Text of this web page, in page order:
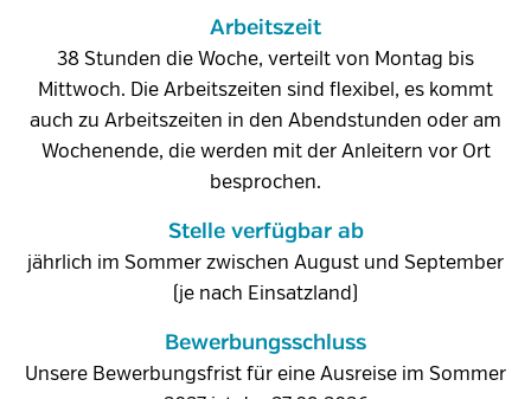
Arbeitszeit
38 Stunden die Woche, verteilt von Montag bis
Mittwoch. Die Arbeitszeiten sind flexibel, es kommt
auch zu Arbeitszeiten in den Abendstunden oder am
Wochenende, die werden mit der Anleitern vor Ort
besprochen.
Stelle verfügbar ab
jährlich im Sommer zwischen August und September
(je nach Einsatzland)
Bewerbungsschluss
Unsere Bewerbungsfrist für eine Ausreise im Sommer